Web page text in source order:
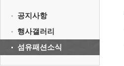
공지사항
행사갤러리
섬유패션소식